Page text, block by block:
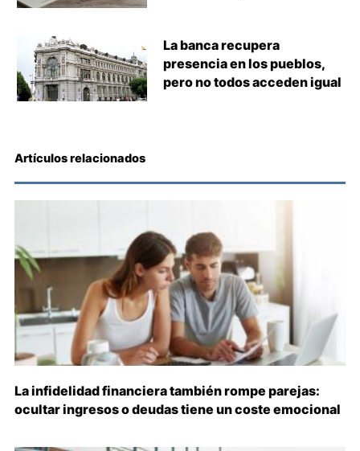
La banca recupera
presencia en los pueblos,
pero no todos acceden igual
Artículos relacionados
La infidelidad financiera también rompe parejas:
ocultar ingresos o deudas tiene un coste emocional